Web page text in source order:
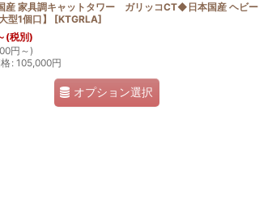
産 家具調キャットタワー ガリッコCT◆日本国産 ヘビー
1個口】
[KTGRLA]
(税別)
円 ～)
: 105,000円
オプション選択